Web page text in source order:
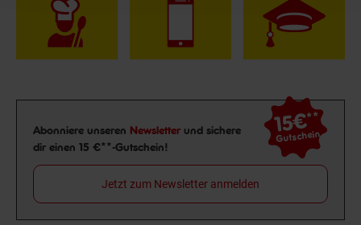
Newsletter Anmeldung
Abonniere unseren Newsletter und sichere
dir einen 15 €**-Gutschein!
15€**
Gutschein
Jetzt zum Newsletter anmelden